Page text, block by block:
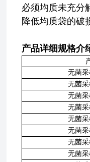
必须均质未充分
降低均质袋的破
产品详细规格介
无菌
无菌
无菌
无菌
无菌
无菌
无菌
无菌